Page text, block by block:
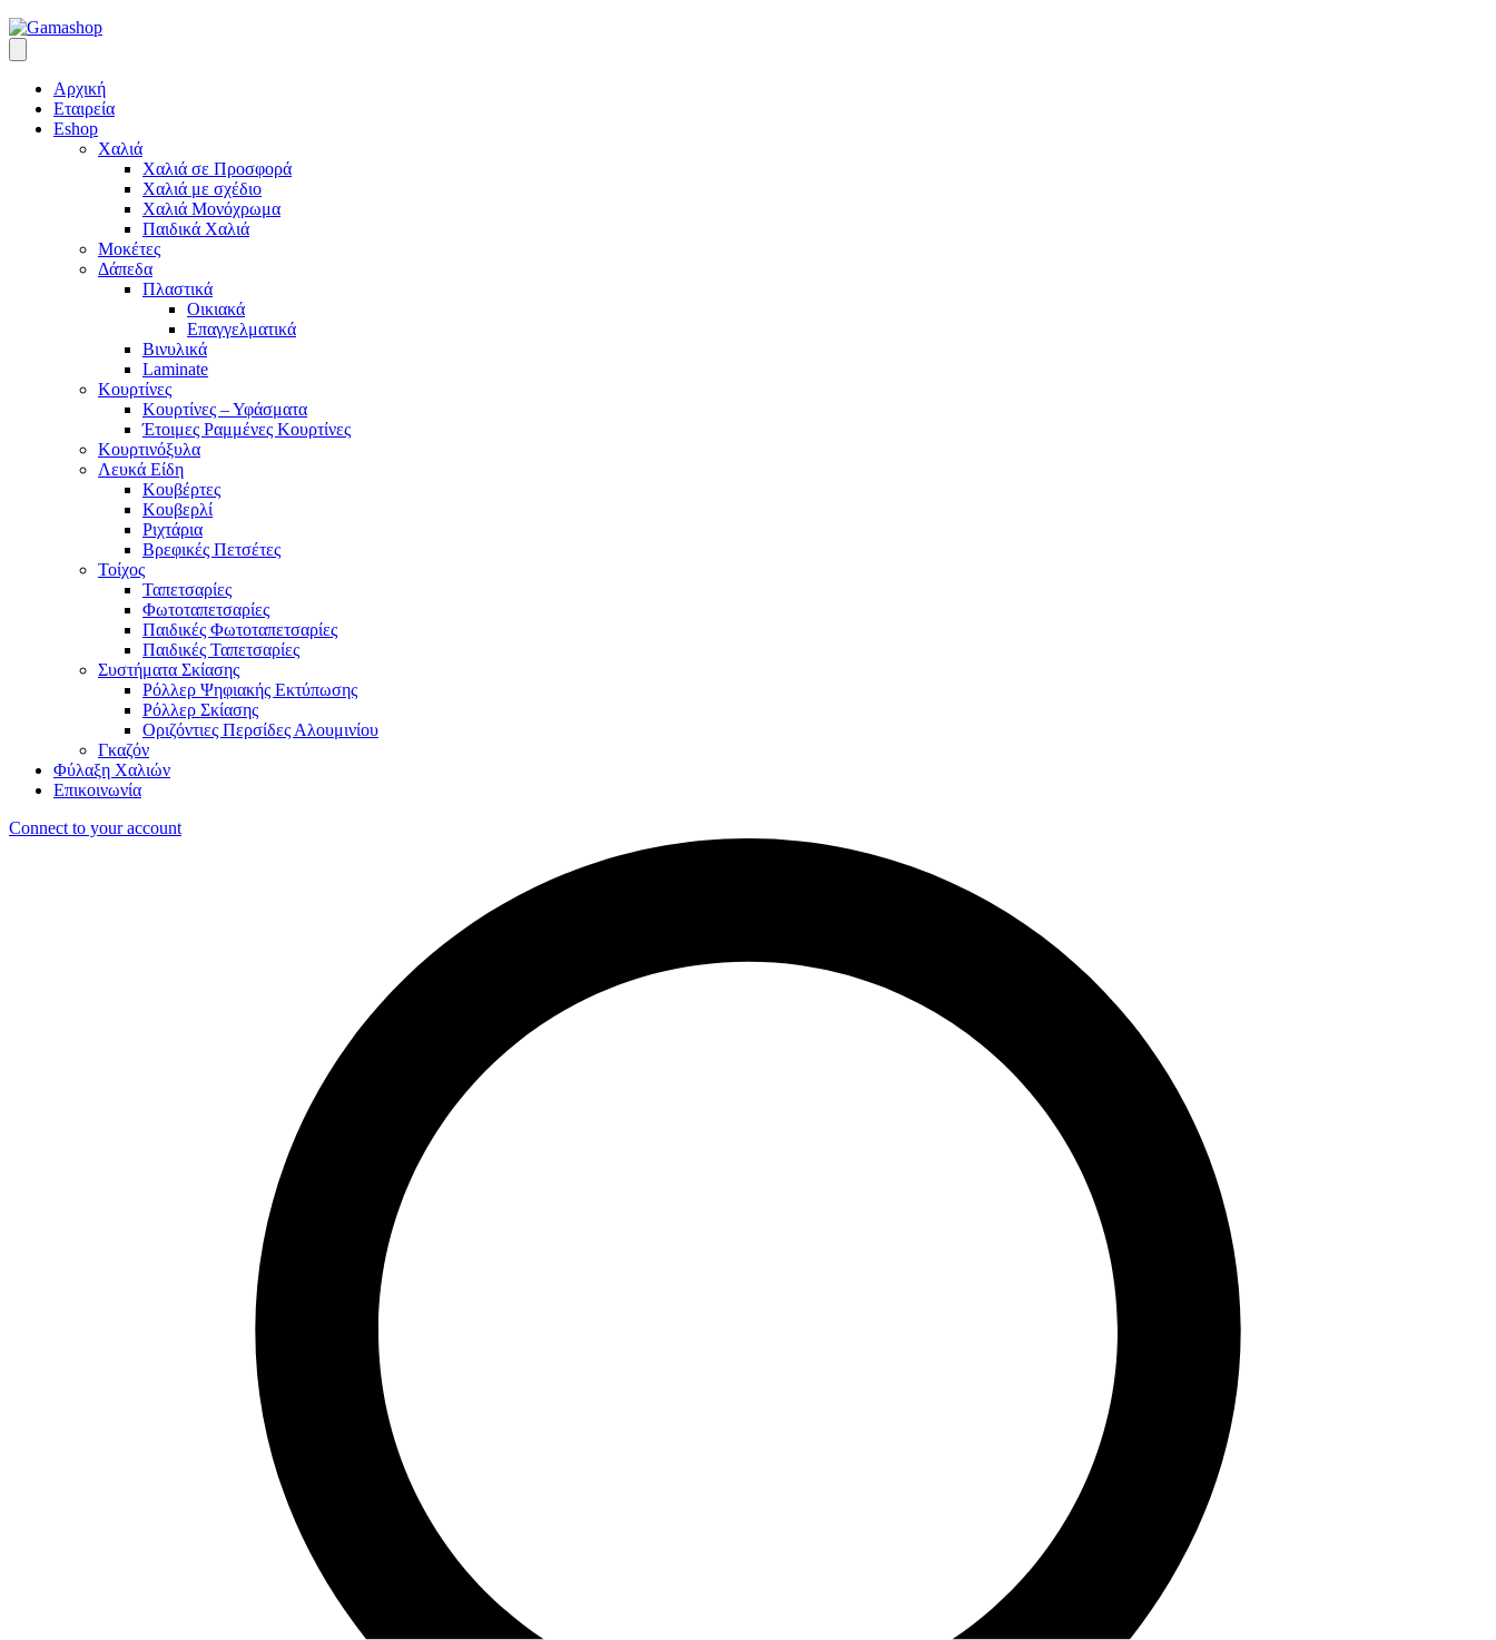
Αρχική
Εταιρεία
Eshop
Χαλιά
Χαλιά σε Προσφορά
Χαλιά με σχέδιο
Χαλιά Μονόχρωμα
Παιδικά Χαλιά
Μοκέτες
Δάπεδα
Πλαστικά
Οικιακά
Επαγγελματικά
Βινυλικά
Laminate
Κουρτίνες
Κουρτίνες – Υφάσματα
Έτοιμες Ραμμένες Κουρτίνες
Κουρτινόξυλα
Λευκά Είδη
Κουβέρτες
Κουβερλί
Ριχτάρια
Βρεφικές Πετσέτες
Τοίχος
Ταπετσαρίες
Φωτοταπετσαρίες
Παιδικές Φωτοταπετσαρίες
Παιδικές Ταπετσαρίες
Συστήματα Σκίασης
Ρόλλερ Ψηφιακής Εκτύπωσης
Ρόλλερ Σκίασης
Οριζόντιες Περσίδες Αλουμινίου
Γκαζόν
Φύλαξη Χαλιών
Επικοινωνία
Connect to your account